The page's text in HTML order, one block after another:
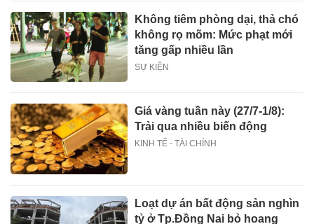
Không tiêm phòng dại, thả chó
không rọ mõm: Mức phạt mới
tăng gấp nhiều lần
SỰ KIỆN
Giá vàng tuần này (27/7-1/8):
Trải qua nhiều biến động
KINH TẾ - TÀI CHÍNH
Loạt dự án bất động sản nghìn
tỷ ở Tp.Đồng Nai bỏ hoang